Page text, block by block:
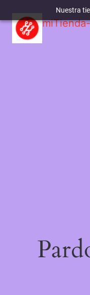
Nuestra